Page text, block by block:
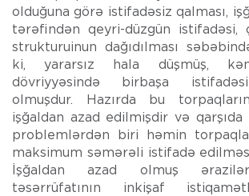
olduğuna görə istifadəsiz qalması,
tərəfindən qeyri-düzgün istifadəsi,
strukturuinun dağıdılması
ki, yararsız hala düşmüş,
dövriyyəsində birbaşa
olmuşdur. Hazırda bu
işğaldan azad edilmişdir və
problemlərdən biri həmin
maksimum səmərəli istifadə
İşğaldan azad olmuş
təsərrüfatının inkişaf